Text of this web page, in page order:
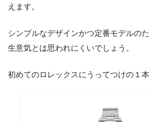
えます。
シンプルなデザインかつ定番モデルの
生意気とは思われにくいでしょう。
初めてのロレックスにうってつけの１本